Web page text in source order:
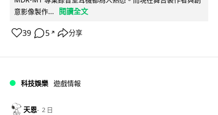
意影像製作...
閱讀全文
39 5 ↗ 分享
科技娛樂 遊戲情報
天恩 2 日